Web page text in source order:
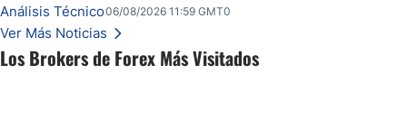
Los Brokers de Forex Más Visitados
Una reducción de tasas por parte del banco central de Brasil y unas elecciones
inminentes están remodelando silenciosamente un rango familiar del USD/BRL.
Esto es lo que los traders están observando a continuación.
Análisis Técnico06/08/2026 11:59 GMT0
Ver Más Noticias